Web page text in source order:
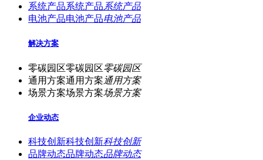
系统产品系统产品 系统产品
电池产品电池产品电池产品
解决方案
零碳园区零碳园区零碳园区
通用方案通用方案通用方案
场景方案场景方案场景方案
企业动态
科技创新科技创新科技创新
品牌动态品牌动态品牌动态